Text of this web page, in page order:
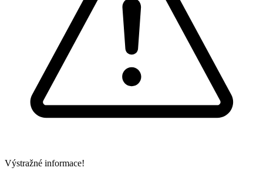
Výstražné informace!